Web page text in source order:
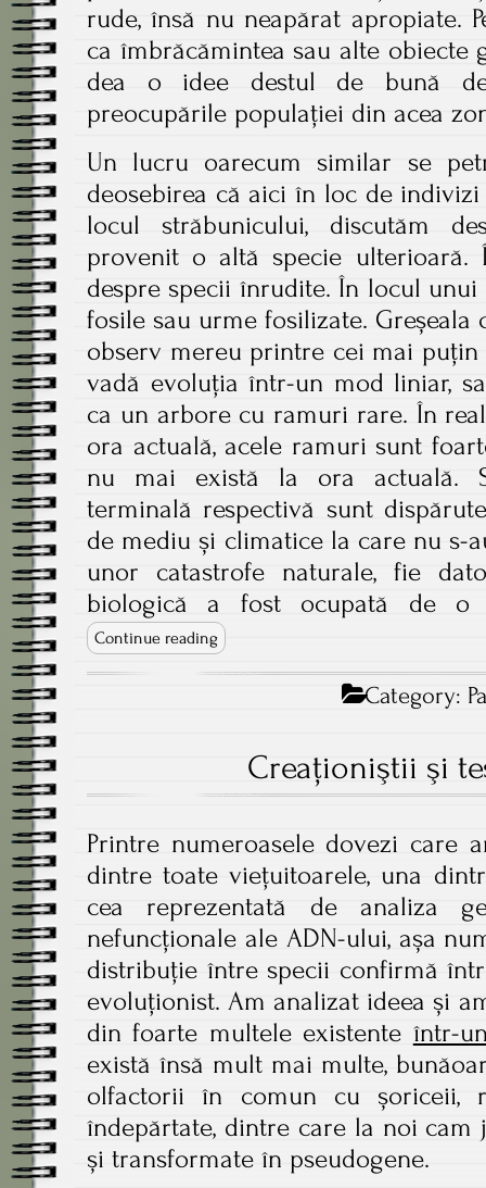
rude, însă nu neapărat apropiate.
ca îmbrăcămintea sau alte
dea o idee destul de bună
preocupările populației din acea
Un lucru oarecum similar se
deosebirea că aici în loc de
locul străbunicului, discutăm
provenit o altă specie ulterioară.
despre specii înrudite. În locul
fosile sau urme fosilizate. Greșeala
observ mereu printre cei mai
vadă evoluția într-un mod liniar,
ca un arbore cu ramuri rare. În
ora actuală, acele ramuri sunt
nu mai există la ora actuală.
terminală respectivă sunt
de mediu și climatice la care nu s-
unor catastrofe naturale, fie
biologică a fost ocupată de o
Continue reading
Category:
Creaţioniştii şi
Printre numeroasele dovezi care
dintre toate viețuitoarele, una
cea reprezentată de analiza
nefuncționale ale ADN-ului, așa
distribuție între specii confirmă
evoluționist. Am analizat ideea și
din foarte multele existente într-
există însă mult mai multe,
olfactorii în comun cu șoriceii,
îndepărtate, dintre care la noi cam
și transformate în pseudogene.